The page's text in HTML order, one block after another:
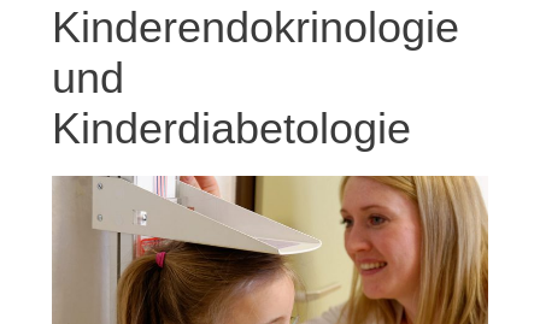
Kinderendokrinologie
und
Kinderdiabetologie